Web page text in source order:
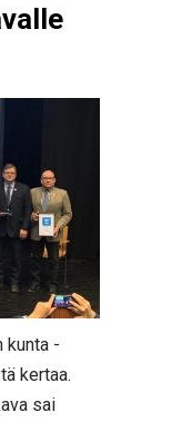
kunta -
kertaa.
sai